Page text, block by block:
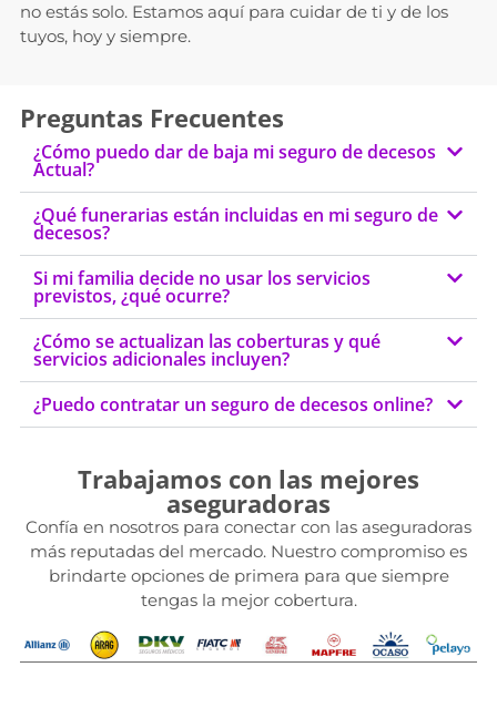
no estás solo. Estamos aquí para cuidar de ti y de los
tuyos, hoy y siempre.
Preguntas Frecuentes
¿Cómo puedo dar de baja mi seguro de decesos
Actual?
¿Qué funerarias están incluidas en mi seguro de
decesos?
Si mi familia decide no usar los servicios
previstos, ¿qué ocurre?
¿Cómo se actualizan las coberturas y qué
servicios adicionales incluyen?
¿Puedo contratar un seguro de decesos online?
Trabajamos con las mejores
aseguradoras
Confía en nosotros para conectar con las aseguradoras
más reputadas del mercado. Nuestro compromiso es
brindarte opciones de primera para que siempre
tengas la mejor cobertura.